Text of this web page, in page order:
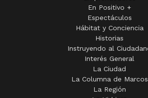
Espectáculos
Hábitat y Conciencia
Historias
Instruyendo al Ciudadano
Interés General
La Ciudad
La Columna de Marcos
La Región
La Vidriera